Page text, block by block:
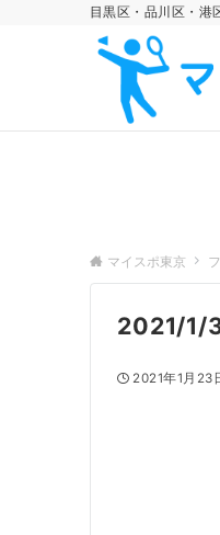
目黒区・品川区・港
マイスポ東京
2021/1/
2021年1月23